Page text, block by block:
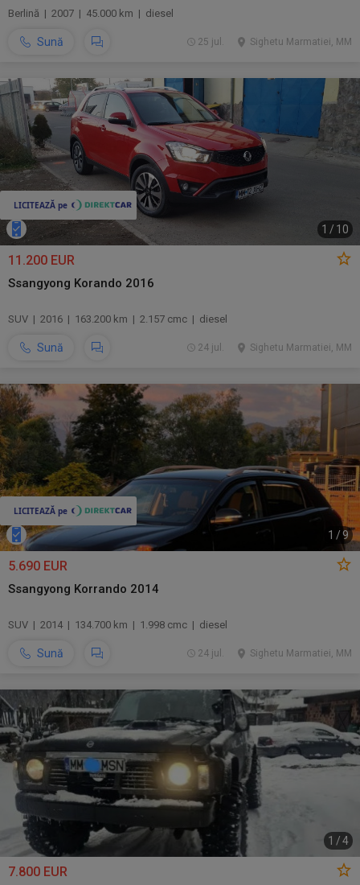
Berlină | 2007 | 45.000 km | diesel
Sună Sighetu Marmatiei, MM
25 jul.
1 / 10
11.200 EUR
Ssangyong Korando 2016
SUV | 2016 | 163.200 km | 2.157 cmc | diesel
Sună Sighetu Marmatiei, MM
24 jul.
1 /9
5.690 EUR
Ssangyong Korrando 2014
SUV | 2014 | 134.700 km | 1.998 cmc | diesel
Sună Sighetu Marmatiei, MM
24 jul.
1 /4
7.800 EUR